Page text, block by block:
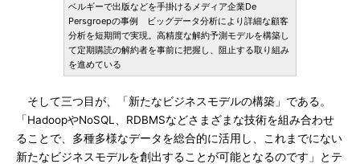
ベルギーで出版などを手掛けるメディア企業De
Persgroepの事例 ビッグデータ分析により詳細な顧客
分析を短期間で実現。高精度な解約予測モデルを構築し
て定期購読の解約者を事前に把握し、阻止する取り組み
を進めている
そして三つ目が、「新たなビジネスモデルの構築」である。
「HadoopやNoSQL、RDBMSなどさまざまな技術を組み合わせ
ることで、多種多様なデータを総合的に活用し、これまでにない
新たなビジネスモデルを創出することが可能となるのです」とテ